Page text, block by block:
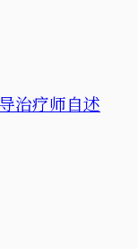
治疗师自述